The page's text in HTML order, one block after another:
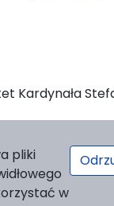
Kardynała
by OJS/PKP
pliki
w